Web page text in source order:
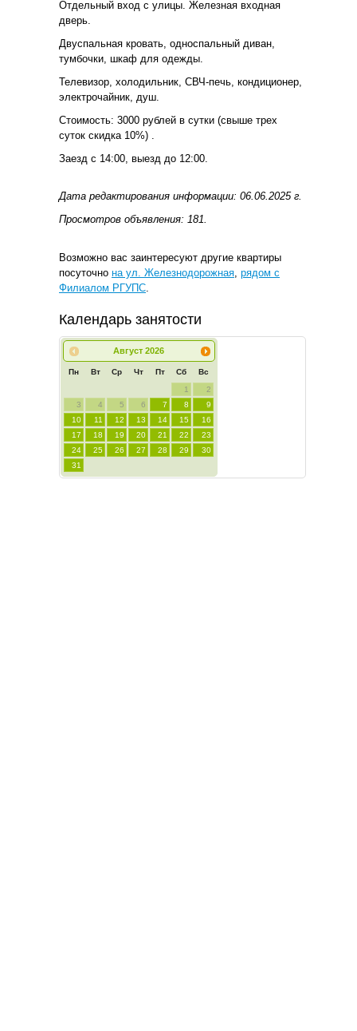
Отдельный вход с улицы. Железная входная
дверь.
Двуспальная кровать, односпальный диван,
тумбочки, шкаф для одежды.
Телевизор, холодильник, СВЧ-печь, кондиционер,
электрочайник, душ.
Стоимость: 3000 рублей в сутки (свыше трех
суток скидка 10%) .
Заезд с 14:00, выезд до 12:00.
Дата редактирования информации: 06.06.2025 г.
Просмотров объявления: 181.
Возможно вас заинтересуют другие квартиры
посуточно на ул. Железнодорожная рядом с
Филиалом РГУПС
Календарь занятости
Август 2026
Пн Вт Ср Чт Пт Сб Вс
1
2
3
4 5 6 7 8
9
10
11 12 13 14 15
16
17
18 19 20 21 22
23
24
25 26 27 28 29
30
31